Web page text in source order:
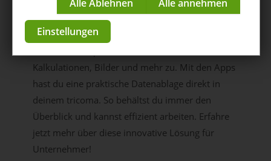
Daten
Kalkulationen, Bilder und mehr zu. Mit den Apps
hast du eine praktische Datenablage direkt in
deinem tricoma. So behältst du immer den
Überblick und kannst effizient arbeiten. Erfahre
jetzt mehr über diese innovative Lösung für
Unternehmer!
Impressum| Datenschutzerklärung
Einstellungen